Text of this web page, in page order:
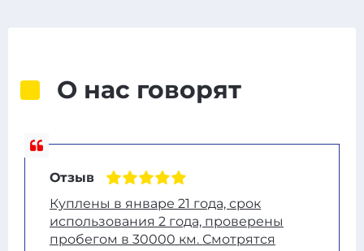
О нас говорят
Отзыв
Куплены в январе 21 года, срок
использования 2 года, проверены
пробегом в 30000 км. Смотрятся